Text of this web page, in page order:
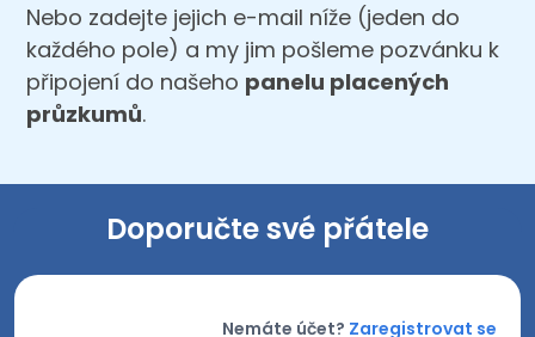
Nebo zadejte jejich e-mail níže (jeden do
každého pole) a my jim pošleme pozvánku k
připojení do našeho panelu placených
průzkumů.
Doporučte své přátele
Nemáte účet? Zaregistrovat se